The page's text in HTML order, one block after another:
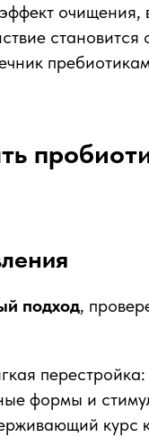
очищения,
подход,
формы и
курс